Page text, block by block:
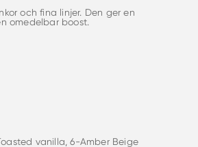
och fina linjer. Den ger en
omedelbar boost.
vanilla, 6-Amber Beige